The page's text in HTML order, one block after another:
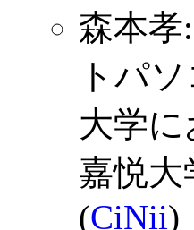
森本
トパ
大学
嘉悦大
(CiNii)